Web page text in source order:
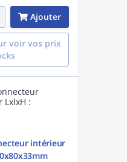
Ajouter
voir vos prix
intérieur